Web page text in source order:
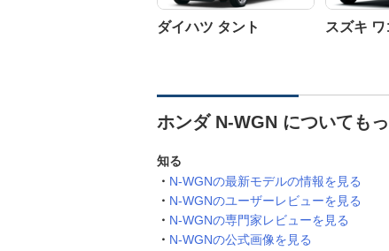
ダイハツ タント スズキ
ホンダ N-WGN についても
知る
N-WGNの最新モデルの情報を見る
N-WGNのユーザーレビューを見る
N-WGNの専門家レビューを見る
N-WGNの公式画像を見る